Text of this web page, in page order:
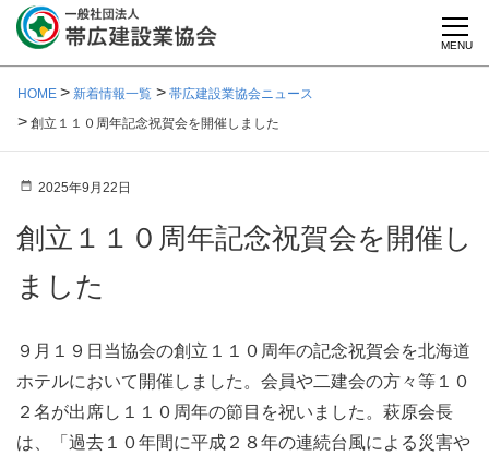
MENU
HOME 新着情報一覧
帯広建設業協会ニュース
創立１１０周年記念祝賀会を開催しました
2025年9月22日
創立１１０周年記念祝賀会を開催し
ました
９月１９日当協会の創立１１０周年の記念祝賀会を北海道
ホテルにおいて開催しました。会員や二建会の方々等１０
２名が出席し１１０周年の節目を祝いました。萩原会長
は、「過去１０年間に平成２８年の連続台風による災害や